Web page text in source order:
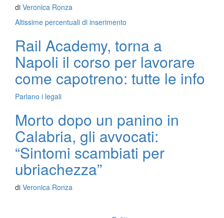
di Veronica Ronza
Altissime percentuali di inserimento
Rail Academy, torna a
Napoli il corso per lavorare
come capotreno: tutte le info
Parlano i legali
Morto dopo un panino in
Calabria, gli avvocati:
“Sintomi scambiati per
ubriachezza”
di Veronica Ronza